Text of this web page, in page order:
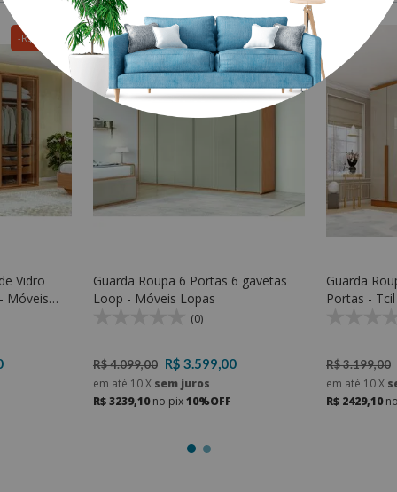
R$ 1.000,00
Vidro
R$ 500,00
Guarda Roupa 6 Portas 6 gavetas
Loop - Móveis Lopas
(0)
R$ 4.099,00 R$ 3.599,00
em até 10X sem juros
R$ 3239,10no pix10%OFF
Guarda
Portas -
R$ 3.199,00
em até 10X
R$ 2429,10